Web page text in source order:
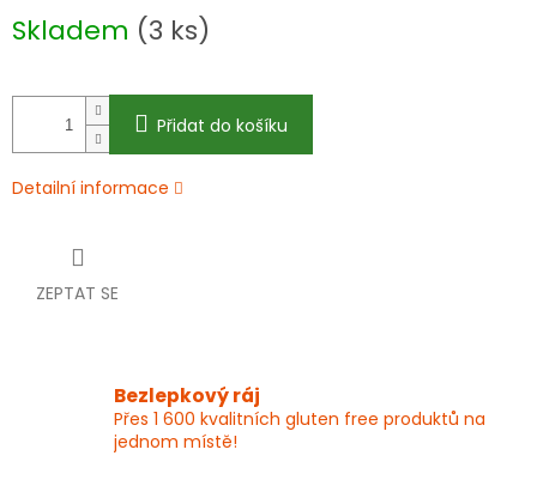
cena:
Skladem (3 ks)
Přidat do košíku
Detailní informace
ZEPTAT SE
Bezlepkový ráj
Přes 1 600 kvalitních gluten free produktů na
jednom místě!